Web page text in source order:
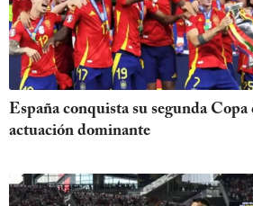
España conquista su segunda
actuación dominante